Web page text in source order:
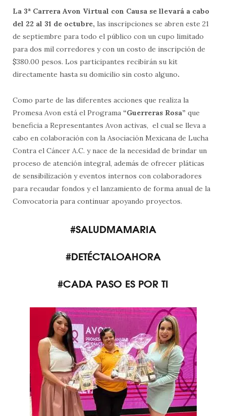
La 3ª Carrera Avon Virtual con Causa se llevará a cabo
del 22 al 31 de octubre, las inscripciones se abren este 21
de septiembre para todo el público con un cupo limitado
para dos mil corredores y con un costo de inscripción de
$380.00 pesos. Los participantes recibirán su kit
directamente hasta su domicilio sin costo alguno.
Como parte de las diferentes acciones que realiza la
Promesa Avon está el Programa “Guerreras Rosa” que
beneficia a Representantes Avon activas, el cual se lleva a
cabo en colaboración con la Asociación Mexicana de Lucha
Contra el Cáncer A.C. y nace de la necesidad de brindar un
proceso de atención integral, además de ofrecer pláticas
de sensibilización y eventos internos con colaboradores
para recaudar fondos y el lanzamiento de forma anual de la
Convocatoria para continuar apoyando proyectos.
#SALUDMAMARIA
#DETÉCTALOAHORA
#CADA PASO ES POR TI